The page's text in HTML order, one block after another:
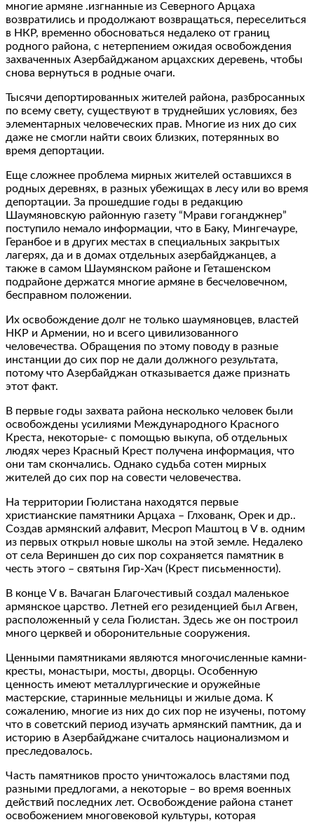
многие армяне .изгнанные из Северного Арцаха
возвратились и продолжают возвращаться, переселиться
в НКР, временно обосноваться недалеко от границ
родного района, с нетерпением ожидая освобождения
захваченных Азербайджаном арцахских деревень, чтобы
снова вернуться в родные очаги.
Тысячи депортированных жителей района, разбросанных
по всему свету, существуют в труднейших условиях, без
элементарных человеческих прав. Многие из них до сих
даже не смогли найти своих близких, потерянных во
время депортации.
Еще сложнее проблема мирных жителей оставшихся в
родных деревнях, в разных убежищах в лесу или во время
депортации. За прошедшие годы в редакцию
Шаумяновскую районную газету “Мрави гоганджнер”
поступило немало информации, что в Баку, Мингечауре,
Геранбое и в других местах в специальных закрытых
лагерях, да и в домах отдельных азербайджанцев, а
также в самом Шаумянском районе и Геташенском
подрайоне держатся многие армяне в бесчеловечном,
бесправном положении.
Их освобождение долг не только шаумяновцев, властей
НКР и Армении, но и всего цивилизованного
человечества. Обращения по этому поводу в разные
инстанции до сих пор не дали должного результата,
потому что Азербайджан отказывается даже признать
этот факт.
В первые годы захвата района несколько человек были
освобождены усилиями Международного Красного
Креста, некоторые- с помощью выкупа, об отдельных
людях через Красный Крест получена информация, что
они там скончались. Однако судьба сотен мирных
жителей до сих пор на совести человечества.
На территории Гюлистана находятся первые
христианские памятники Арцаха – Глхованк, Орек и др..
Создав армянский алфавит, Месроп Маштоц в V в. одним
из первых открыл новые школы на этой земле. Недалеко
от села Вериншен до сих пор сохраняется памятник в
честь этого – святыня Гир-Хач (Крест письменности).
В конце V в. Вачаган Благочестивый создал маленькое
армянское царство. Летней его резиденцией был Агвен,
расположенный у села Гюлистан. Здесь же он построил
много церквей и оборонительные сооружения.
Ценными памятниками являются многочисленные камни-
кресты, монастыри, мосты, дворцы. Особенную
ценность имеют металлургические и оружейные
мастерские, старинные мельницы и жилые дома. К
сожалению, многие из них до сих пор не изучены, потому
что в советский период изучать армянский памтник, да и
историю в Азербайджане считалось национализмом и
преследовалось.
Часть памятников просто уничтожалось властями под
разными предлогами, а некоторые – во время военных
действий последних лет. Освобождение района станет
освобожением многовековой культуры, которая